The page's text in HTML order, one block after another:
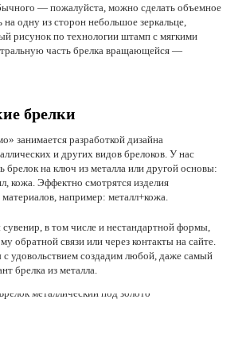
— пожалуйста, можно сделать объемное
на одну из сторон небольшое зеркальце,
рисунок по технологии штамп с мягкими
часть брелка вращающейся —
брелки
занимается разработкой дизайна
и других видов брелоков. У нас
брелок на ключ из металла или другой основы:
кожа. Эффектно смотрятся изделия
например: металл+кожа.
сувенир, в том числе и нестандартной формы,
обратной связи или через контакты на сайте.
удовольствием создадим любой, даже самый
брелка из металла.